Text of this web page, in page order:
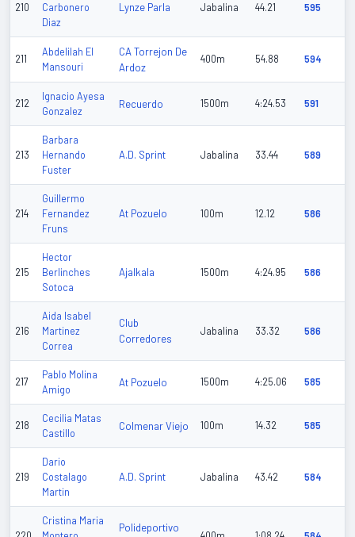
210
Carbonero
Diaz
Lynze Parla Jabalina 44.21 595
211
Abdelilah El
Mansouri
CA Torrejon De
Ardoz
400m 54.88 594
212
Ignacio Ayesa
Gonzalez
Recuerdo 1500m 4:24.53 591
213
Barbara
Hernando
Fuster
A.D. Sprint Jabalina 33.44 589
214
Guillermo
Fernandez
Fruns
At Pozuelo 100m 12.12 586
215
Hector
Berlinches
Sotoca
Ajalkala 1500m 4:24.95 586
216
Aida Isabel
Martinez
Correa
Club
Corredores
Jabalina 33.32 586
217
Pablo Molina
Amigo
At Pozuelo 1500m 4:25.06 585
218
Cecilia Matas
Castillo
Colmenar Viejo 100m 14.32 585
219
Dario
Costalago
Martin
A.D. Sprint Jabalina 43.42 584
Cristina Maria
Polideportivo